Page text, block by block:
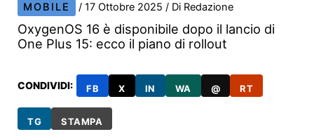
MOBILE /17 Ottobre 2025/ Di Redazione
OxygenOS 16 è disponibile dopo il lancio di
One Plus 15: ecco il piano di rollout
CONDIVIDI: FB X IN WA @ RT
TG STAMPA